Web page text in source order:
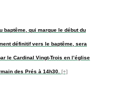
baptême, qui marque le début du
définitif vers le baptême, sera
le Cardinal Vingt-Trois en l’église
des Prés à 14h30. [+]